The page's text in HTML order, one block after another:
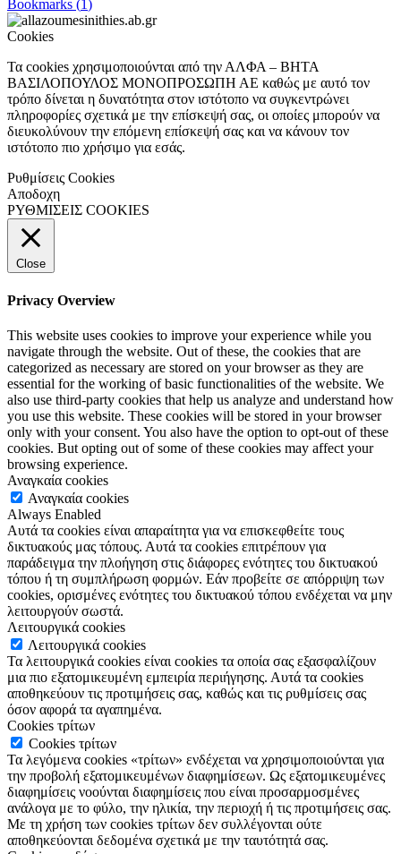
Bookmarks (1)
Cookies
Τα cookies χρησιμοποιούνται από την ΑΛΦΑ – ΒΗΤΑ
ΒΑΣΙΛΟΠΟΥΛΟΣ ΜΟΝΟΠΡΟΣΩΠΗ ΑΕ καθώς με αυτό τον
τρόπο δίνεται η δυνατότητα στον ιστότοπο να συγκεντρώνει
πληροφορίες σχετικά με την επίσκεψή σας, οι οποίες μπορούν να
διευκολύνουν την επόμενη επίσκεψή σας και να κάνουν τον
ιστότοπο πιο χρήσιμο για εσάς.
Ρυθμίσεις Cookies
Αποδοχη
ΡΥΘΜΙΣΕΙΣ COOKIES
Close
Privacy Overview
This website uses cookies to improve your experience while you
navigate through the website. Out of these, the cookies that are
categorized as necessary are stored on your browser as they are
essential for the working of basic functionalities of the website. We
also use third-party cookies that help us analyze and understand how
you use this website. These cookies will be stored in your browser
only with your consent. You also have the option to opt-out of these
cookies. But opting out of some of these cookies may affect your
browsing experience.
Αναγκαία cookies
Αναγκαία cookies
Always Enabled
Αυτά τα cookies είναι απαραίτητα για να επισκεφθείτε τους
δικτυακούς μας τόπους. Αυτά τα cookies επιτρέπουν για
παράδειγμα την πλοήγηση στις διάφορες ενότητες του δικτυακού
τόπου ή τη συμπλήρωση φορμών. Εάν προβείτε σε απόρριψη των
cookies, ορισμένες ενότητες του δικτυακού τόπου ενδέχεται να μην
λειτουργούν σωστά.
Λειτουργικά cookies
Λειτουργικά cookies
Τα λειτουργικά cookies είναι cookies τα οποία σας εξασφαλίζουν
μια πιο εξατομικευμένη εμπειρία περιήγησης. Αυτά τα cookies
αποθηκεύουν τις προτιμήσεις σας, καθώς και τις ρυθμίσεις σας
όσον αφορά τα αγαπημένα.
Cookies τρίτων
Cookies τρίτων
Τα λεγόμενα cookies «τρίτων» ενδέχεται να χρησιμοποιούνται για
την προβολή εξατομικευμένων διαφημίσεων. Ως εξατομικευμένες
διαφημίσεις νοούνται διαφημίσεις που είναι προσαρμοσμένες
ανάλογα με το φύλο, την ηλικία, την περιοχή ή τις προτιμήσεις σας.
Με τη χρήση των cookies τρίτων δεν συλλέγονται ούτε
αποθηκεύονται δεδομένα σχετικά με την ταυτότητά σας.